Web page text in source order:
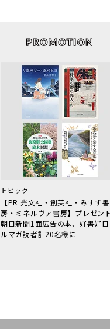
トピック
【PR 光文社・創英社・みすず書
房・ミネルヴァ書房】プレゼント
朝日新聞1面広告の本、好書好
ルマガ読者計20名様に